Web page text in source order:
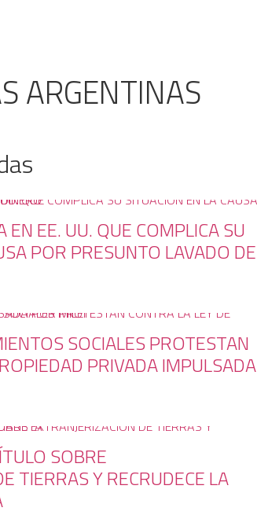
ARGENTINAS
EN EE. UU. QUE COMPLICA SU
POR PRESUNTO LAVADO DE
SOCIALES PROTESTAN
PRIVADA IMPULSADA
SOBRE
TIERRAS Y RECRUDECE LA